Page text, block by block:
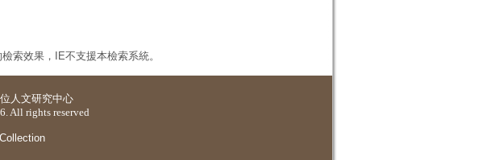
索效果，IE不支援本檢索系統。
人文研究中心
All rights reserved